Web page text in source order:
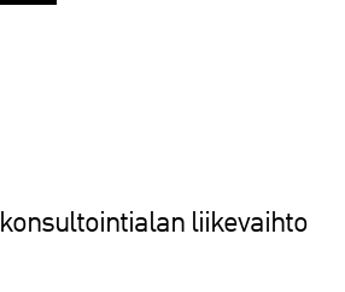
liikevaihto